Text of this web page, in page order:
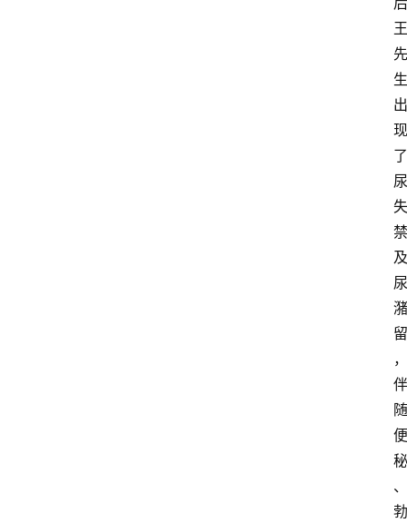
王
先
生
出
现
了
尿
失
禁
及
尿
潴
留
，
伴
随
便
秘
、
勃